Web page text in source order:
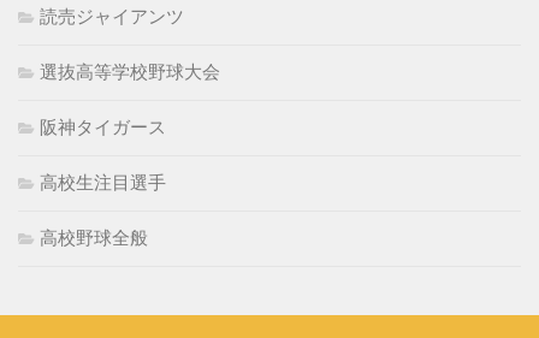
読売ジャイアンツ
選抜高等学校野球大会
阪神タイガース
高校生注目選手
高校野球全般